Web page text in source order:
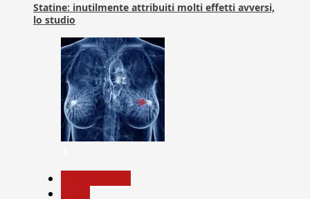
Statine: inutilmente attribuiti molti effetti avversi,
lo studio